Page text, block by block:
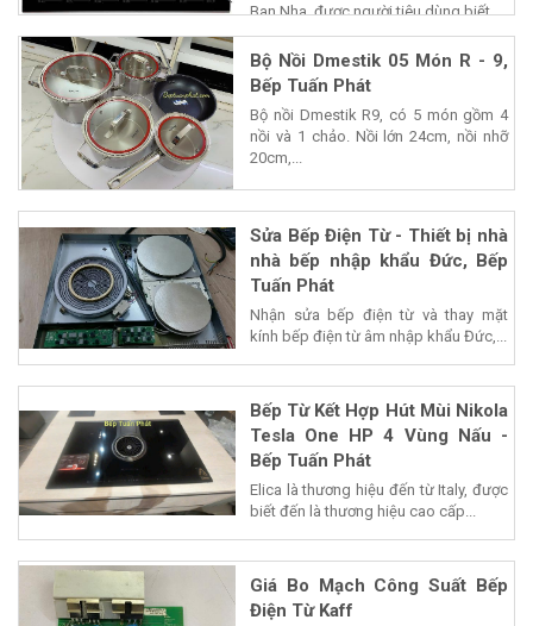
Ban Nha, được người tiêu dùng biết...
Bộ Nồi Dmestik 05 Món R - 9,
Bếp Tuấn Phát
Bộ nồi Dmestik R9, có 5 món gồm 4
nồi và 1 chảo. Nồi lớn 24cm, nồi nhỡ
20cm,...
Sửa Bếp Điện Từ - Thiết bị nhà
nhà bếp nhập khẩu Đức, Bếp
Tuấn Phát
Nhận sửa bếp điện từ và thay mặt
kính bếp điện từ âm nhập khẩu Đức,...
Bếp Từ Kết Hợp Hút Mùi Nikola
Tesla One HP 4 Vùng Nấu -
Bếp Tuấn Phát
Elica là thương hiệu đến từ Italy, được
biết đến là thương hiệu cao cấp...
Giá Bo Mạch Công Suất Bếp
Điện Từ Kaff